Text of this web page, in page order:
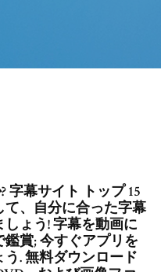
字幕サイト トップ 15
、自分に合った字幕
ょう! 字幕を動画に
賞; 今すぐアプリを
. 無料ダウンロード